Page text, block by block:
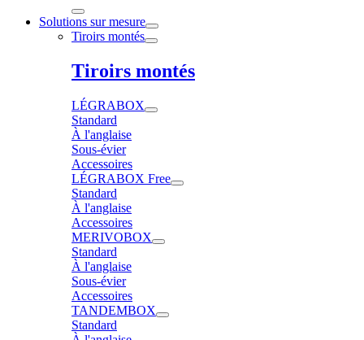
Solutions sur mesure
Tiroirs montés
Tiroirs montés
LÉGRABOX
Standard
À l'anglaise
Sous-évier
Accessoires
LÉGRABOX Free
Standard
À l'anglaise
Accessoires
MERIVOBOX
Standard
À l'anglaise
Sous-évier
Accessoires
TANDEMBOX
Standard